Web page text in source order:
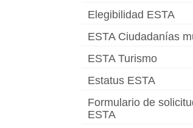
Elegibilidad ESTA
ESTA Ciudadanías
ESTA Turismo
Estatus ESTA
Formulario de
ESTA